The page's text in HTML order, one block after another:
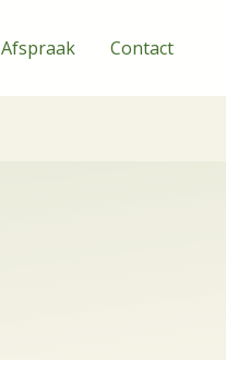
Afspraak Contact